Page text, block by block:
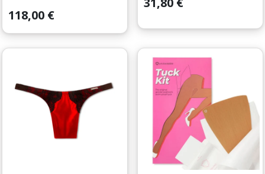
Prix
118,00 €